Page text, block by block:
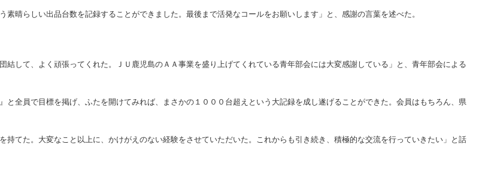
晴らしい出品台数を記録することができました。最後まで活発なコールをお願いします」と、感謝の言葉を述べた。
して、よく頑張ってくれた。ＪＵ鹿児島のＡＡ事業を盛り上げてくれている青年部会には大変感謝している」と、青年部会による
全員で目標を掲げ、ふたを開けてみれば、まさかの１０００台超えという大記録を成し遂げることができた。会員はもちろん、県
てた。大変なこと以上に、かけがえのない経験をさせていただいた。これからも引き続き、積極的な交流を行っていきたい」と話